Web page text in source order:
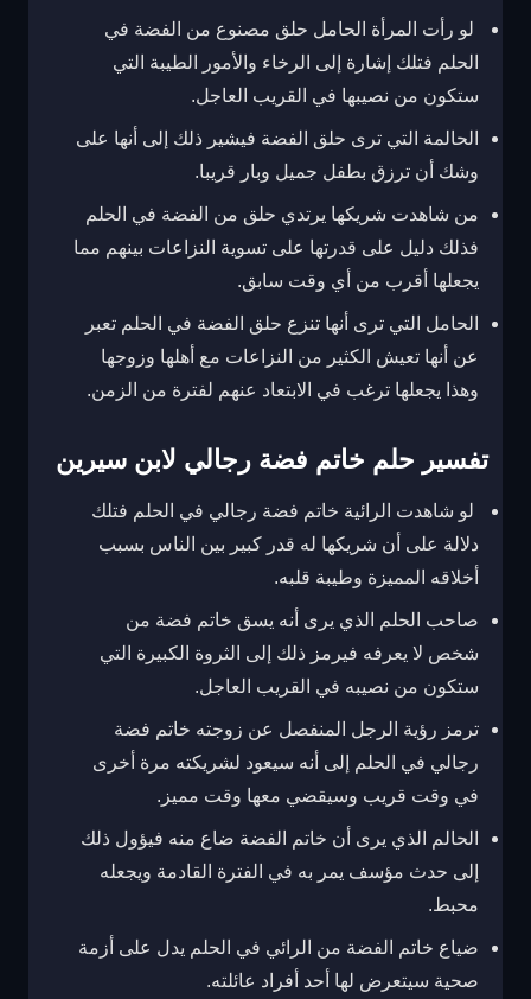
لو رأت المرأة الحامل حلق مصنوع من الفضة في
الحلم فتلك إشارة إلى الرخاء والأمور الطيبة التي
ستكون من نصيبها في القريب العاجل.
الحالمة التي ترى حلق الفضة فيشير ذلك إلى أنها على
وشك أن ترزق بطفل جميل وبار قريبا.
من شاهدت شريكها يرتدي حلق من الفضة في الحلم
فذلك دليل على قدرتها على تسوية النزاعات بينهم مما
يجعلها أقرب من أي وقت سابق.
الحامل التي ترى أنها تنزع حلق الفضة في الحلم تعبر
عن أنها تعيش الكثير من النزاعات مع أهلها وزوجها
وهذا يجعلها ترغب في الابتعاد عنهم لفترة من الزمن.
تفسير حلم خاتم فضة رجالي لابن سيرين
لو شاهدت الرائية خاتم فضة رجالي في الحلم فتلك
دلالة على أن شريكها له قدر كبير بين الناس بسبب
أخلاقه المميزة وطيبة قلبه.
صاحب الحلم الذي يرى أنه يسق خاتم فضة من
شخص لا يعرفه فيرمز ذلك إلى الثروة الكبيرة التي
ستكون من نصيبه في القريب العاجل.
ترمز رؤية الرجل المنفصل عن زوجته خاتم فضة
رجالي في الحلم إلى أنه سيعود لشريكته مرة أخرى
في وقت قريب وسيقضي معها وقت مميز.
الحالم الذي يرى أن خاتم الفضة ضاع منه فيؤول ذلك
إلى حدث مؤسف يمر به في الفترة القادمة ويجعله
محبط.
ضياع خاتم الفضة من الرائي في الحلم يدل على أزمة
صحية سيتعرض لها أحد أفراد عائلته.